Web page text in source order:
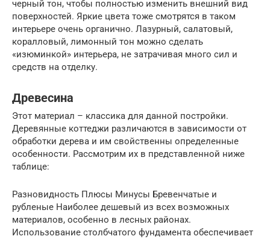
черный тон, чтобы полностью изменить внешний вид
поверхностей. Яркие цвета тоже смотрятся в таком
интерьере очень органично. Лазурный, салатовый,
коралловый, лимонный тон можно сделать
«изюминкой» интерьера, не затрачивая много сил и
средств на отделку.
Древесина
Этот материал – классика для данной постройки.
Деревянные коттеджи различаются в зависимости от
обработки дерева и им свойственны определенные
особенности. Рассмотрим их в представленной ниже
таблице:
Разновидность Плюсы Минусы Бревенчатые и
рубленые Наиболее дешевый из всех возможных
материалов, особенно в лесных районах.
Использование столбчатого фундамента обеспечивает